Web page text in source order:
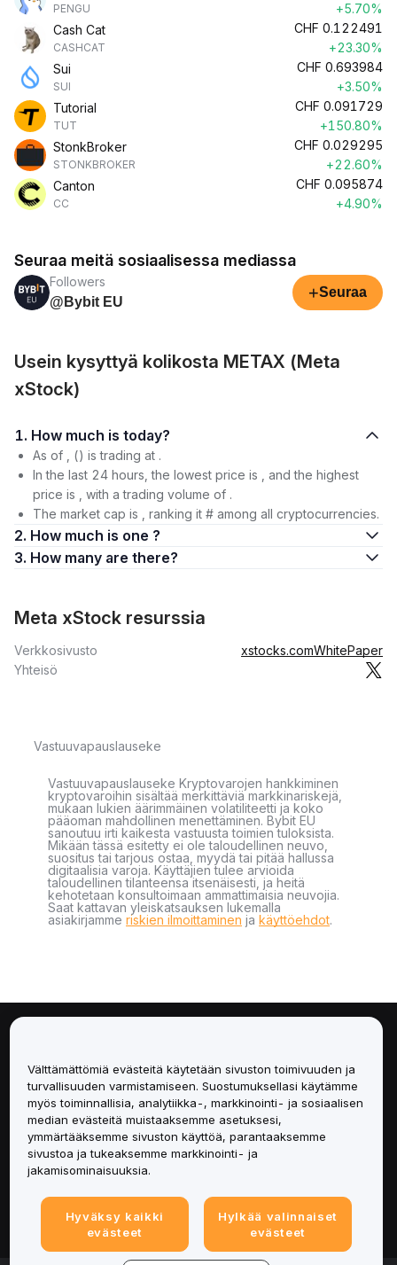
PENGU
+5.70%
Cash Cat
CASHCAT
CHF 0.122491
+23.30%
Sui
SUI
CHF 0.693984
+3.50%
Tutorial
TUT
CHF 0.091729
+150.80%
StonkBroker
STONKBROKER
CHF 0.029295
+22.60%
Canton
CC
CHF 0.095874
+4.90%
Seuraa meitä sosiaalisessa mediassa
Followers
@Bybit EU
+Seuraa
Usein kysyttyä kolikosta METAX (Meta
xStock)
1. How much is today?
As of , () is trading at .
In the last 24 hours, the lowest price is , and the highest
price is , with a trading volume of .
The market cap is , ranking it # among all cryptocurrencies.
2. How much is one ?
3. How many are there?
Meta xStock resurssia
Verkkosivusto xstocks.comWhitePaper
Yhteisö
Vastuuvapauslauseke
Vastuuvapauslauseke Kryptovarojen hankkiminen
kryptovaroihin sisältää merkittäviä markkinariskejä,
mukaan lukien äärimmäinen volatiliteetti ja koko
pääoman mahdollinen menettäminen. Bybit EU
sanoutuu irti kaikesta vastuusta toimien tuloksista.
Mikään tässä esitetty ei ole taloudellinen neuvo,
suositus tai tarjous ostaa, myydä tai pitää hallussa
digitaalisia varoja. Käyttäjien tulee arvioida
taloudellinen tilanteensa itsenäisesti, ja heitä
kehotetaan konsultoimaan ammattimaisia neuvojia.
Saat kattavan yleiskatsauksen lukemalla
asiakirjamme riskien ilmoittaminen ja käyttöehdot.
Palvelut
Tuki
Tuotteet
Lakiasiat
Välttämättömiä evästeitä käytetään sivuston toimivuuden ja
turvallisuuden varmistamiseen. Suostumuksellasi käytämme
myös toiminnallisia, analytiikka-, markkinointi- ja sosiaalisen
median evästeitä muistaaksemme asetuksesi,
ymmärtääksemme sivuston käyttöä, parantaaksemme
sivustoa ja tukeaksemme markkinointi- ja
jakamisominaisuuksia.
Hyväksy kaikki
evästeet
Hylkää valinnaiset
evästeet